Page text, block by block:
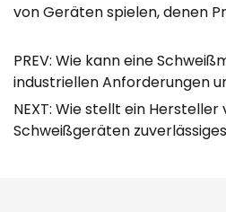
von Geräten spielen, denen
PREV: Wie kann eine
industriellen Anforderungen
NEXT: Wie stellt ein
Schweißgeräten